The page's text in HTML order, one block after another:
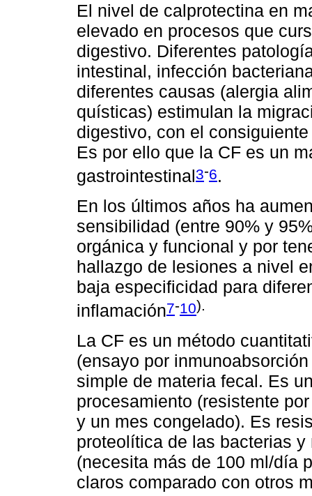
El nivel de calprotectina en
elevado en procesos que
digestivo. Diferentes
intestinal, infección
diferentes causas (alergia
quísticas) estimulan la
digestivo, con el
Es por ello que la CF es un
gastrointestinal 3-6.
En los últimos años ha
sensibilidad (entre 90% y
orgánica y funcional y por
hallazgo de lesiones a nivel
baja especificidad para
inflamación7-10).
La CF es un método
(ensayo por
simple de materia fecal. Es
procesamiento (resistente
y un mes congelado). Es
proteolítica de las bacterias
(necesita más de 100 ml/día
claros comparado con otros